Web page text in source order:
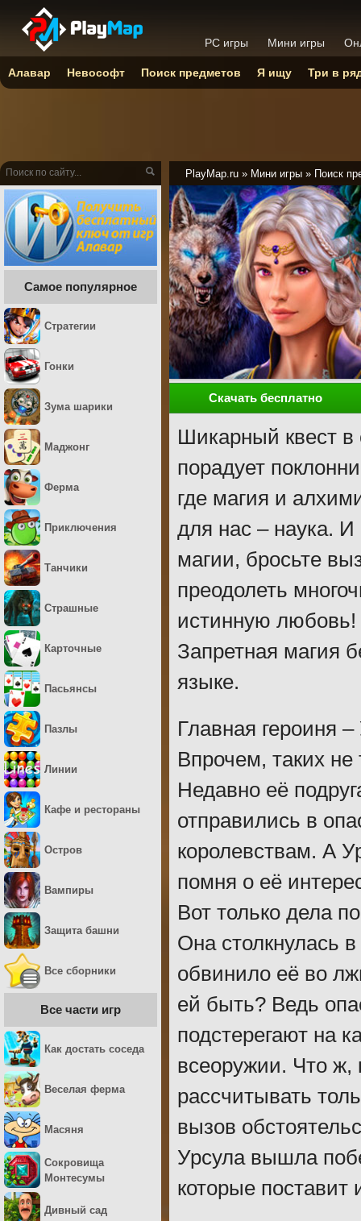
PlayMap.ru » Мини игры » Поиск
Скачать бесплатно
Шикарный квест в
порадует
где магия и
для нас – наука.
магии, бросьте
преодолеть
истинную любовь!
Запретная магия
языке.
Главная героиня
Впрочем, таких
Недавно её
отправились в
королевствам. А
помня о её
Вот только дела
Она столкнулась
обвинило её во
ей быть? Ведь
подстерегают на
всеоружии. Что ж,
рассчитывать
вызов
Урсула вышла
которые поставит
Самое популярное
Стратегии
Гонки
Зума шарики
Маджонг
Ферма
Приключения
Танчики
Страшные
Карточные
Пасьянсы
Пазлы
Линии
Кафе и рестораны
Остров
Вампиры
Защита башни
Все сборники
Все части игр
Как достать соседа
Веселая ферма
Масяня
Сокровища
Монтесумы
Дивный сад
PC игры Мини игры
Алавар Невософт Поиск предметов Я ищу Три в